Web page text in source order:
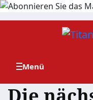
Zum